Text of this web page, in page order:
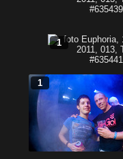
1
1